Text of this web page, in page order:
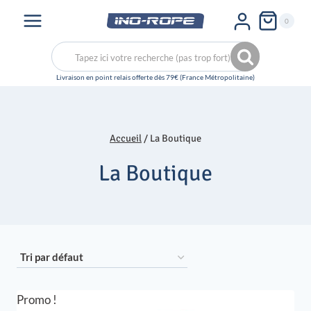
0
Recherche
pour :
Recherche
Accueil / La Boutique
La Boutique
Promo !